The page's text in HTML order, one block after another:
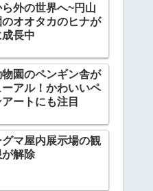
外の世界へ~円山
オオタカのヒナが
長中
物園のペンギン舎が
ーアル！かわいいペ
ートにも注目
グマ屋内展示場の観
解除